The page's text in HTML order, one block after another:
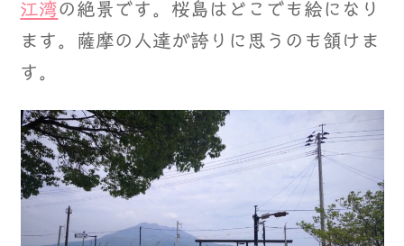
江湾の絶景です。桜島はどこでも絵になり
ます。薩摩の人達が誇りに思うのも頷けま
す。